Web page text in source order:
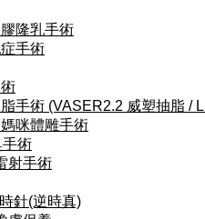
隆乳手術
手術
手術 (VASER2.2 威塑抽脂 /
咪體雕手術
手術
射手術
針(逆時真)